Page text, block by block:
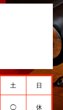
土 日
◯ 休